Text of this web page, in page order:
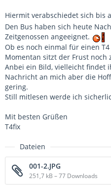
Hiermit verabschiedet sich bis
Den Bus haben sich heute
Zeitgenossen angeeignet.
Ob es noch einmal für einen
Momentan sitzt der Frust noch
Anbei ein Bild, vielleicht findet
Nachricht an mich aber die
gering.
Still mitlesen werde ich
Mit besten Grüßen
T4fix
Dateien
001-2.JPG
251,7 kB – 77 Downloads